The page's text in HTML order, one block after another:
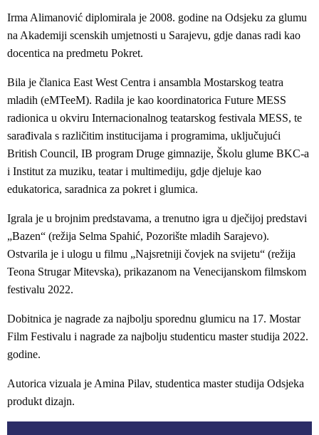
Irma Alimanović diplomirala je 2008. godine na Odsjeku za glumu
na Akademiji scenskih umjetnosti u Sarajevu, gdje danas radi kao
docentica na predmetu Pokret.
Bila je članica East West Centra i ansambla Mostarskog teatra
mladih (eMTeeM). Radila je kao koordinatorica Future MESS
radionica u okviru Internacionalnog teatarskog festivala MESS, te
sarađivala s različitim institucijama i programima, uključujući
British Council, IB program Druge gimnazije, Školu glume BKC-a
i Institut za muziku, teatar i multimediju, gdje djeluje kao
edukatorica, saradnica za pokret i glumica.
Igrala je u brojnim predstavama, a trenutno igra u dječijoj predstavi
„Bazen“ (režija Selma Spahić, Pozorište mladih Sarajevo).
Ostvarila je i ulogu u filmu „Najsretniji čovjek na svijetu“ (režija
Teona Strugar Mitevska), prikazanom na Venecijanskom filmskom
festivalu 2022.
Dobitnica je nagrade za najbolju sporednu glumicu na 17. Mostar
Film Festivalu i nagrade za najbolju studenticu master studija 2022.
godine.
Autorica vizuala je Amina Pilav, studentica master studija Odsjeka
produkt dizajn.